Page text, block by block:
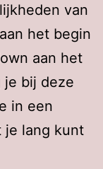
van
het begin
aan het
je bij deze
in een
je lang kunt